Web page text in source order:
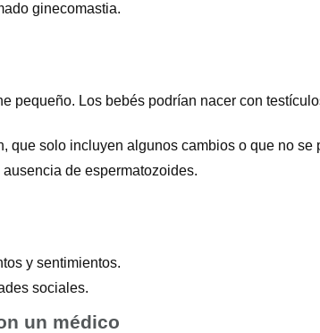
ginecomastia.
pequeño. Los bebés podrían nacer con
que solo incluyen algunos cambios o que no se
de espermatozoides.
y sentimientos.
sociales.
un médico